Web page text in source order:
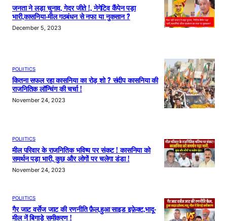
जनता ने लड़ा चुनाव, गेदर जीते !, नेगेटिव कैंपेन पड़ा
भारी,कासनिया-मील गठबंधन से नफा या नुकसान ?
December 5, 2023
POLIITICS
कितना सफल रहा कासनिया का रोड़ शो ? संदीप कासनिया की
राजनितिक लॉन्चिंग की चर्चा !
November 24, 2023
POLIITICS
मील परिवार के राजनितिक भविष्य पर संकट ! कासनिया को
समर्थन पड़ा भारी, कुछ और लोगों पर चलेगा डंडा !
November 24, 2023
POLIITICS
गैर जाट वर्सेज जाट की रणनीति फ़ैल,हुआ साइड इफ़ेक्ट,भादू-
मील नें बिगाड़े समीकरण !